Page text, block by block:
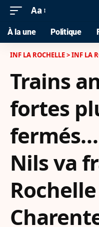
Aa
À la une Politique
INF LA ROCHELLE>INF LA
Trains
fortes
Nils va